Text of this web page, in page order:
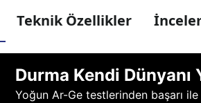
Teknik Özellikler
Durma Kendi Dünyanı
Yoğun Ar-Ge testlerinden başarı